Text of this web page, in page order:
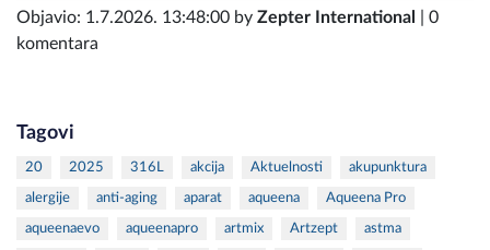
Objavio: 1.7.2026. 13:48:00 by Zepter International | 0
komentara
Tagovi
20 2025 316L akcija Aktuelnosti akupunktura
alergije anti-aging aparat aqueena Aqueena Pro
aqueenaevo aqueenapro artmix Artzept astma